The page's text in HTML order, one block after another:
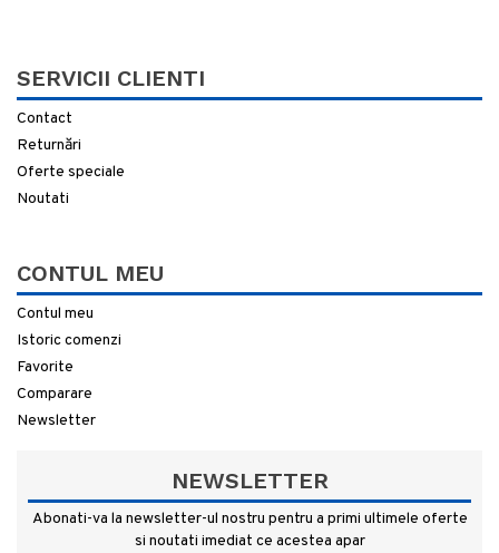
SERVICII CLIENTI
Contact
Returnări
Oferte speciale
Noutati
CONTUL MEU
Contul meu
Istoric comenzi
Favorite
Comparare
Newsletter
NEWSLETTER
Abonati-va la newsletter-ul nostru pentru a primi ultimele oferte
si noutati imediat ce acestea apar